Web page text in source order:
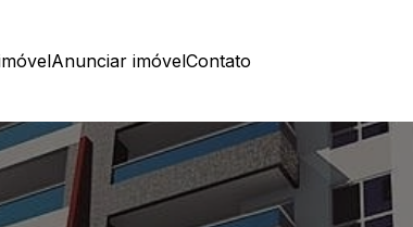
Anunciar imóvelContato